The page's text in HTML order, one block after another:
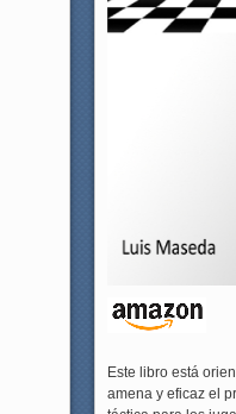
Este libro está
amena y eficaz el